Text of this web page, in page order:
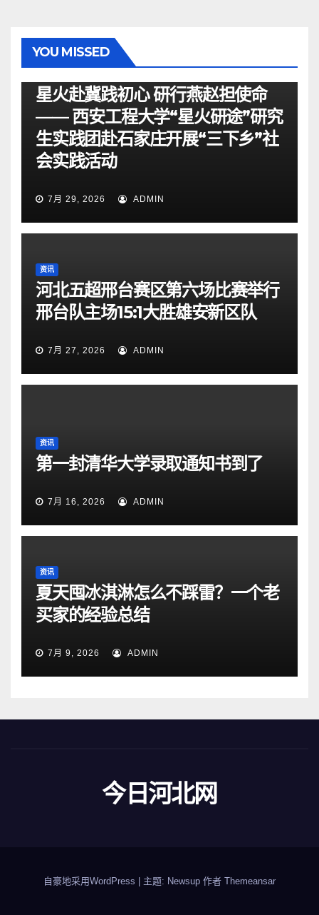
YOU MISSED
星火赴冀践初心 研行燕赵担使命
—— 西安工程大学“星火研途”研究
生实践团赴石家庄开展“三下乡”社
会实践活动
7月 29, 2026 ADMIN
资讯
河北五超邢台赛区第六场比赛举行
邢台队主场15:1大胜雄安新区队
7月 27, 2026 ADMIN
资讯
第一封清华大学录取通知书到了
7月 16, 2026 ADMIN
资讯
夏天囤冰淇淋怎么不踩雷？一个老
买家的经验总结
7月 9, 2026 ADMIN
今日河北网
自豪地采用WordPress 主题: Newsup 作者 Themeansar